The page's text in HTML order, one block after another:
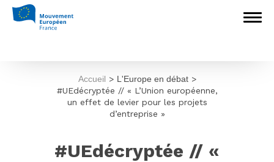
Accueil > L'Europe en débat>
#UEdécryptée // « L’Union européenne,
un effet de levier pour les projets
d’entreprise »
#UEdécryptée // «